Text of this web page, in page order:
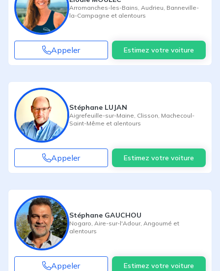
Arromanches-les-Bains Audrieu Banneville-
la-Campagne et alentours
Appeler Estimez votre voiture
Stéphane LUJAN
Aigrefeuille-sur-Maine Clisson Machecoul-
Saint-Même et alentours
Appeler Estimez votre voiture
Stéphane GAUCHOU
Nogaro Aire-sur-l'Adour, Angoumé et
alentours
Appeler Estimez votre voiture